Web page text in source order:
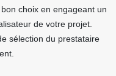
choix en engageant un
de votre projet.
sélection du prestataire